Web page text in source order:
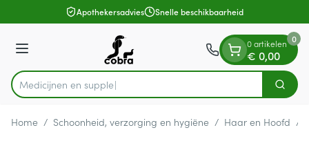
Ga naar de inhoudApothekersadvies Snelle beschikbaarheid
Menu
Product, merk, categorie...
Me Zoek
0 artikelen
€ 0,00
0
Home / Schoonheid, verzorging en hygiëne / Haar en Hoofd /